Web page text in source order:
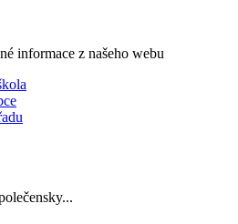
informace z našeho webu